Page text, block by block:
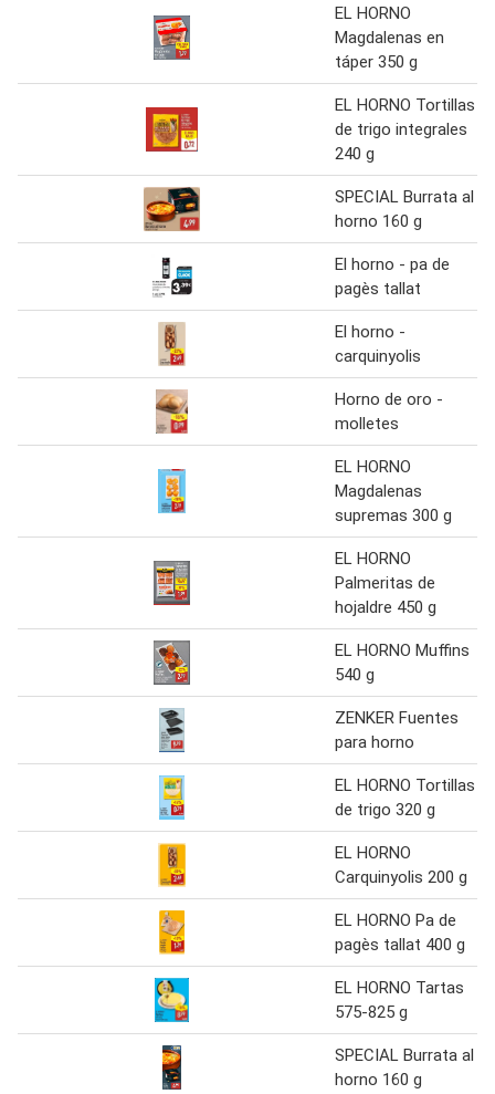
EL HORNO
Magdalenas en
táper 350 g
EL HORNO Tortillas
de trigo integrales
240 g
SPECIAL Burrata al
horno 160 g
El horno - pa de
pagès tallat
El horno -
carquinyolis
Horno de oro -
molletes
EL HORNO
Magdalenas
supremas 300 g
EL HORNO
Palmeritas de
hojaldre 450 g
EL HORNO Muffins
540 g
ZENKER Fuentes
para horno
EL HORNO Tortillas
de trigo 320 g
EL HORNO
Carquinyolis 200 g
EL HORNO Pa de
pagès tallat 400 g
EL HORNO Tartas
575-825 g
SPECIAL Burrata al
horno 160 g